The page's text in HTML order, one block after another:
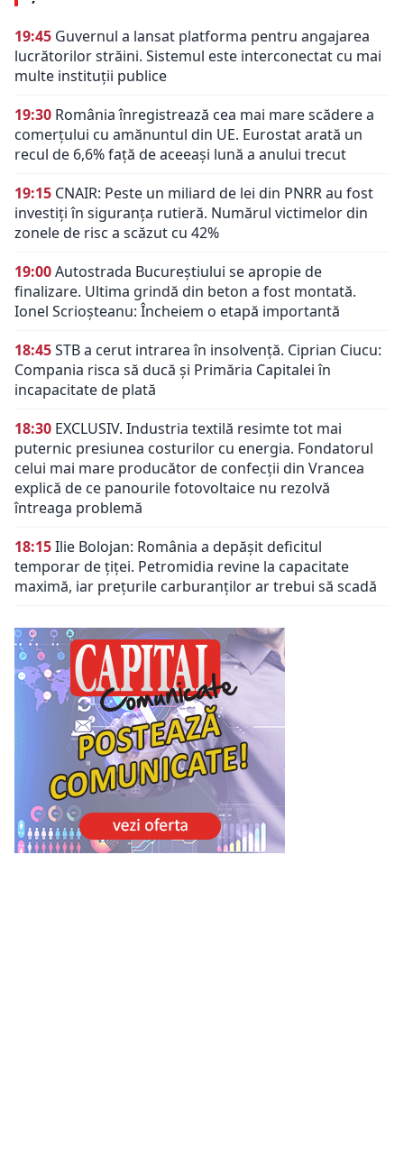
19:45 Guvernul a lansat platforma pentru angajarea
lucrătorilor străini. Sistemul este interconectat cu mai
multe instituții publice
19:30 România înregistrează cea mai mare scădere a
comerțului cu amănuntul din UE. Eurostat arată un
recul de 6,6% față de aceeași lună a anului trecut
19:15 CNAIR: Peste un miliard de lei din PNRR au fost
investiți în siguranța rutieră. Numărul victimelor din
zonele de risc a scăzut cu 42%
19:00Autostrada Bucureștiului se apropie de
finalizare. Ultima grindă din beton a fost montată.
Ionel Scrioșteanu: Încheiem o etapă importantă
18:45STB a cerut intrarea în insolvență. Ciprian Ciucu:
Compania risca să ducă și Primăria Capitalei în
incapacitate de plată
18:30 EXCLUSIV. Industria textilă resimte tot mai
puternic presiunea costurilor cu energia. Fondatorul
celui mai mare producător de confecții din Vrancea
explică de ce panourile fotovoltaice nu rezolvă
întreaga problemă
18:15Ilie Bolojan: România a depășit deficitul
temporar de țiței. Petromidia revine la capacitate
maximă, iar prețurile carburanților ar trebui să scadă